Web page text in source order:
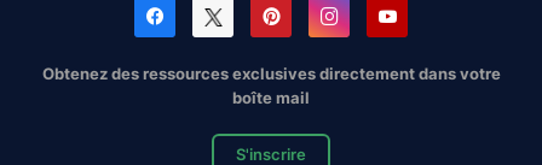
Obtenez des ressources exclusives directement dans votre
boîte mail
S'inscrire